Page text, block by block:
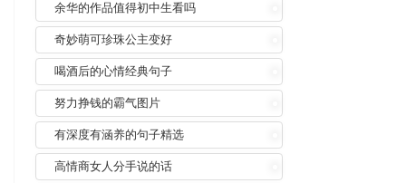
余华的作品值得初中生看吗
奇妙萌可珍珠公主变好
喝酒后的心情经典句子
努力挣钱的霸气图片
有深度有涵养的句子精选
高情商女人分手说的话